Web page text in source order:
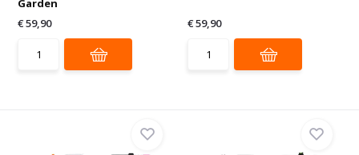
Garden
€ 59,90
€ 59,90